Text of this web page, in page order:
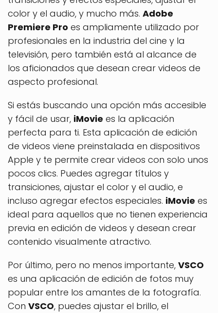
color y el audio, y mucho más. Adobe
Premiere Pro es ampliamente utilizado por
profesionales en la industria del cine y la
televisión, pero también está al alcance de
los aficionados que desean crear videos de
aspecto profesional.
Si estás buscando una opción más accesible
y fácil de usar, iMovie es la aplicación
perfecta para ti. Esta aplicación de edición
de videos viene preinstalada en dispositivos
Apple y te permite crear videos con solo unos
pocos clics. Puedes agregar títulos y
transiciones, ajustar el color y el audio, e
incluso agregar efectos especiales. iMovie es
ideal para aquellos que no tienen experiencia
previa en edición de videos y desean crear
contenido visualmente atractivo.
Por último, pero no menos importante, VSCO
es una aplicación de edición de fotos muy
popular entre los amantes de la fotografía.
Con VSCO, puedes ajustar el brillo, el